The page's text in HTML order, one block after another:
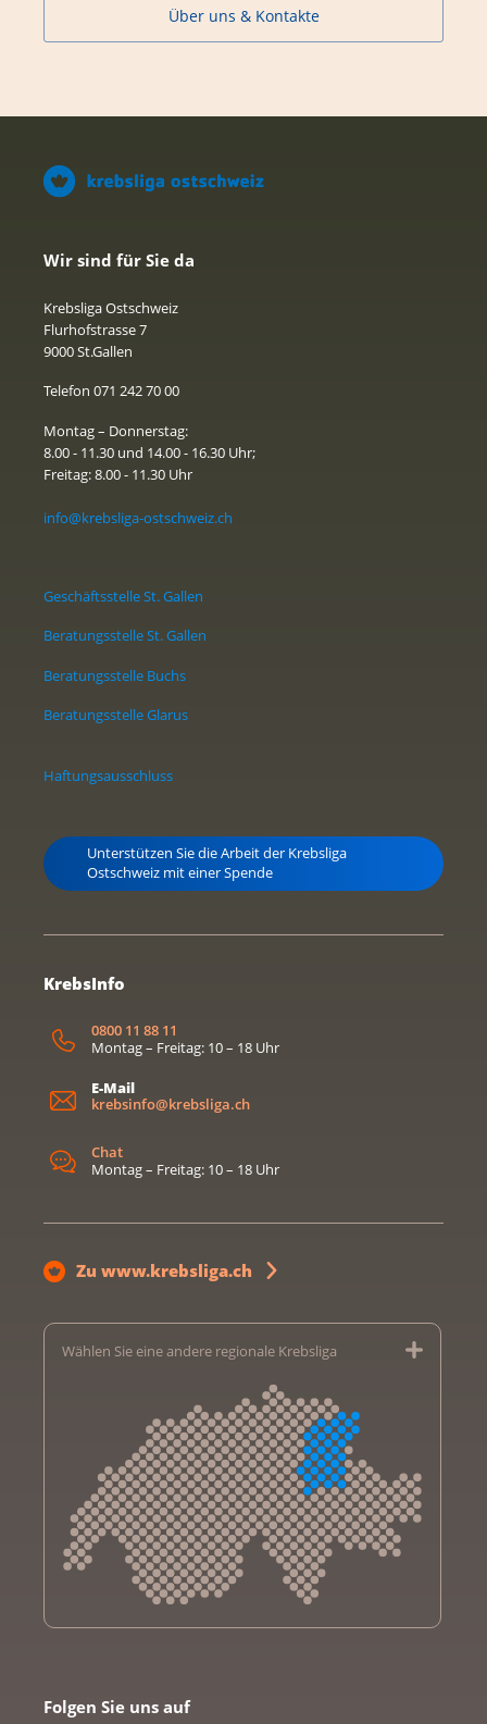
Über uns & Kontakte
Wir sind für Sie da
Krebsliga Ostschweiz
Flurhofstrasse 7
9000 St.Gallen
Telefon 071 242 70 00
Montag – Donnerstag:
8.00 - 11.30 und 14.00 - 16.30 Uhr;
Freitag: 8.00 - 11.30 Uhr
info@krebsliga-ostschweiz.ch
Geschäftsstelle St. Gallen
Beratungsstelle St. Gallen
Beratungsstelle Buchs
Beratungsstelle Glarus
Haftungsausschluss
Unterstützen Sie die Arbeit der Krebsliga
Ostschweiz mit einer Spende
KrebsInfo
0800 11 88 11
Montag – Freitag: 10 – 18 Uhr
E-Mail
krebsinfo@krebsliga.ch
Chat
Montag – Freitag: 10 – 18 Uhr
Zu www.krebsliga.ch
Wählen Sie eine andere regionale Krebsliga
Krebsliga Bern
Folgen Sie uns auf